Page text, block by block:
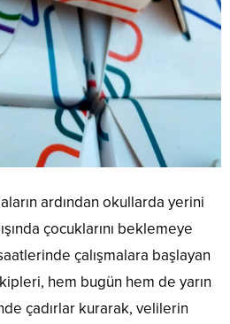
ardından okullarda yerini
çocuklarını beklemeye
çalışmalara başlayan
hem bugün hem de yarın
çadırlar kurarak, velilerin